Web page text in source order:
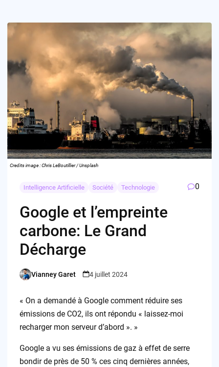
Credits image : Chris LeBoutillier / Unsplash
Intelligence Artificielle Société Technologie 0
Google et l’empreinte
carbone: Le Grand
Décharge
Posted
Vianney Garet 4 juillet 2024
« On a demandé à Google comment réduire ses
émissions de CO2, ils ont répondu « laissez-moi
recharger mon serveur d’abord ». »
Google a vu ses émissions de gaz à effet de serre
bondir de près de 50 % ces cinq dernières années,